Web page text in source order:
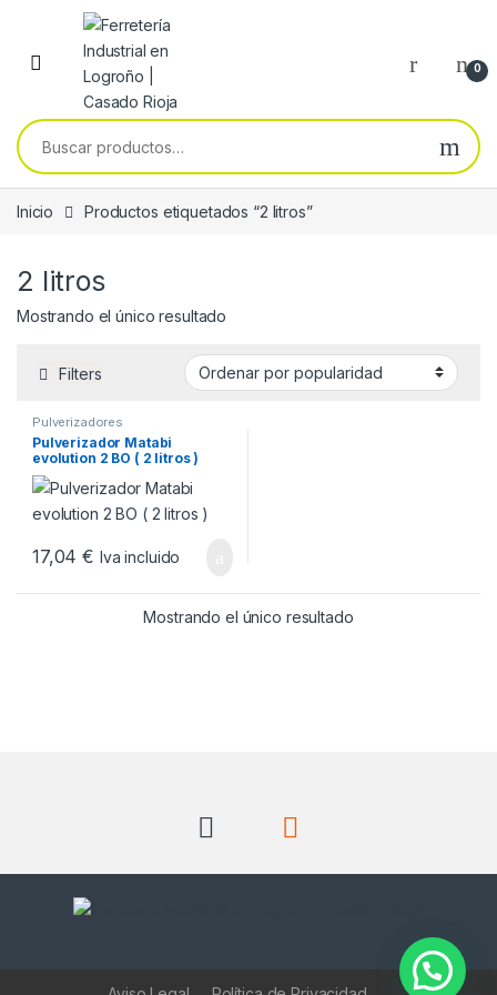
Skip to navigation
Skip to content
0
Buscar por:
Inicio Productos etiquetados “2 litros”
2 litros
Mostrando el único resultado
Filters
Pulverizadores
Pulverizador Matabi
evolution 2 BO ( 2 litros )
17,04€ Iva incluido
Mostrando el único resultado